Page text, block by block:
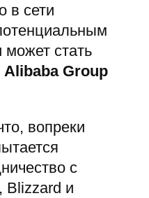
в сети
стать
Alibaba Group
вопреки
с
Blizzard и